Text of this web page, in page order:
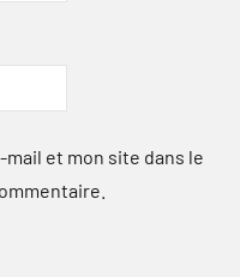
et mon site dans le